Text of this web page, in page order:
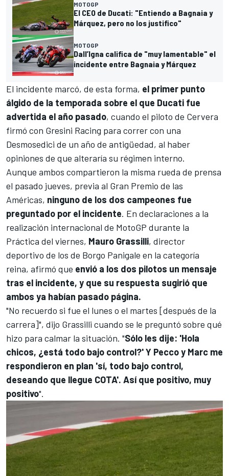
MOTOGP
El CEO de Ducati: "Entiendo a Bagnaia y
Márquez, pero no los justifico"
MOTOGP
Dall’Igna califica de "muy lamentable" el
incidente entre Bagnaia y Márquez
El incidente marcó, de esta forma, el primer punto
álgido de la temporada sobre el que Ducati fue
advertida el año pasado, cuando el piloto de Cervera
firmó con Gresini Racing para correr con una
Desmosedici de un año de antigüedad, al haber
opiniones de que alteraría su régimen interno.
Aunque ambos compartieron la misma rueda de prensa
el pasado jueves, previa al Gran Premio de las
Américas, ninguno de los dos campeones fue
preguntado por el incidente. En declaraciones a la
realización internacional de MotoGP durante la
Práctica del viernes, Mauro Grassilli, director
deportivo de los de Borgo Panigale en la categoría
reina, afirmó que envió a los dos pilotos un mensaje
tras el incidente, y que su respuesta sugirió que
ambos ya habían pasado página.
"No recuerdo si fue el lunes o el martes [después de la
carrera]", dijo Grassilli cuando se le preguntó sobre qué
hizo para calmar la situación. "Sólo les dije: 'Hola
chicos, ¿está todo bajo control?' Y Pecco y Marc me
respondieron en plan 'sí, todo bajo control,
deseando que llegue COTA'. Así que positivo, muy
positivo".